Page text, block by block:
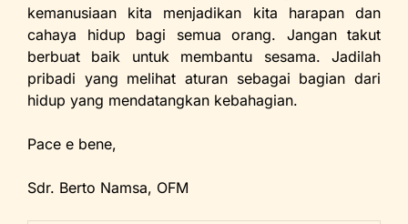
kemanusiaan kita menjadikan kita harapan dan
cahaya hidup bagi semua orang. Jangan takut
berbuat baik untuk membantu sesama. Jadilah
pribadi yang melihat aturan sebagai bagian dari
hidup yang mendatangkan kebahagian.
Pace e bene,
Sdr. Berto Namsa, OFM